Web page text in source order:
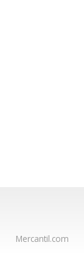
Mercantil.com